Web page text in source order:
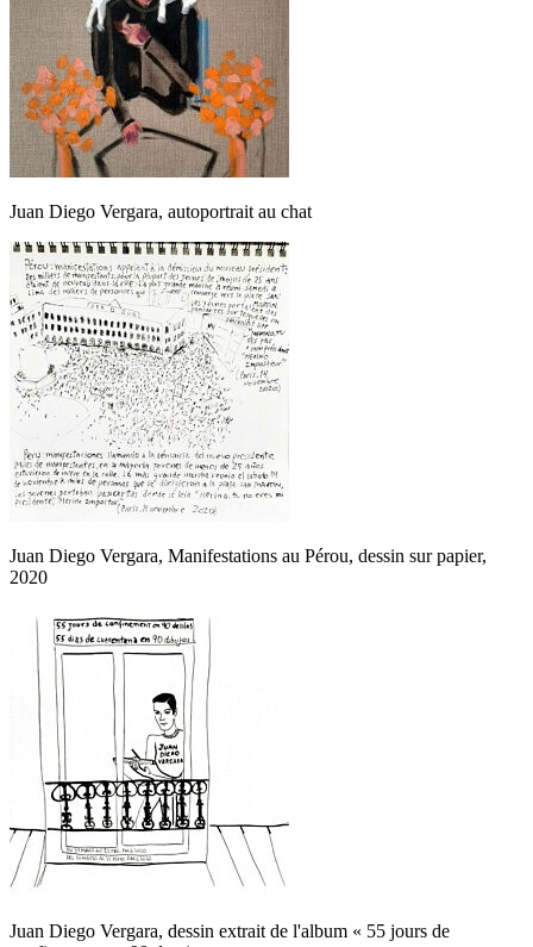
Juan Diego Vergara, autoportrait au chat
Juan Diego Vergara, Manifestations au Pérou, dessin sur papier,
2020
Juan Diego Vergara, dessin extrait de l'album « 55 jours de